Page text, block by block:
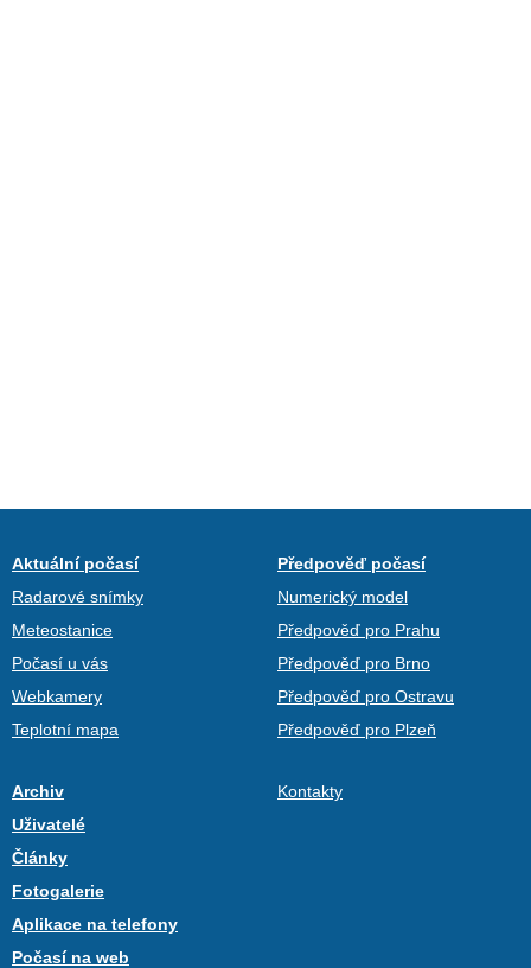
Aktuální počasí
Radarové snímky
Meteostanice
Počasí u vás
Webkamery
Teplotní mapa
Předpověď počasí
Numerický model
Předpověď pro Prahu
Předpověď pro Brno
Předpověď pro Ostravu
Předpověď pro Plzeň
Archiv
Uživatelé
Články
Fotogalerie
Aplikace na telefony
Počasí na web
Kontakty